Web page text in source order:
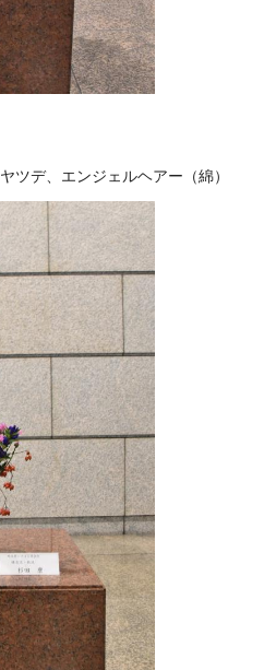
ツデ、エンジェルヘアー（綿）